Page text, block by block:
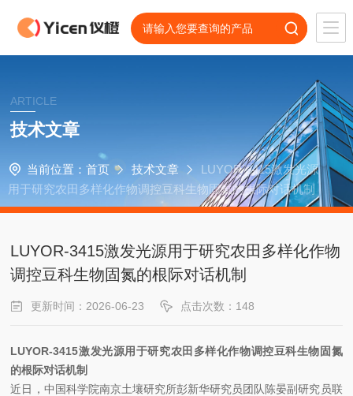
ARTICLE
技术文章
当前位置： 首页 技术文章
LUYOR-3415激发光源
用于研究农田多样化作物调控豆科生物固氮的根际对话机制
LUYOR-3415激发光源用于研究农田多样化作物
调控豆科生物固氮的根际对话机制
更新时间：2026-06-23 点击次数：148
LUYOR-3415激发光源用于研究农田多样化作物调控豆科生物固氮
的根际对话机制
近日，中国科学院南京土壤研究所彭新华研究员团队陈晏副研究员联